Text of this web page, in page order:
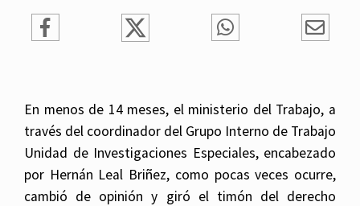
En menos de 14 meses, el ministerio del Trabajo, a
través del coordinador del Grupo Interno de Trabajo
Unidad de Investigaciones Especiales, encabezado
por Hernán Leal Briñez, como pocas veces ocurre,
cambió de opinión y giró el timón del derecho